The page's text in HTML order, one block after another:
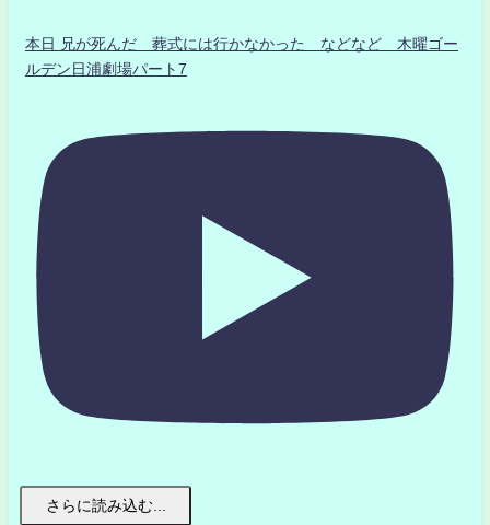
本日 兄が死んだ 葬式には行かなかった などなど 木曜ゴー
ルデン日浦劇場パート7
さらに読み込む...